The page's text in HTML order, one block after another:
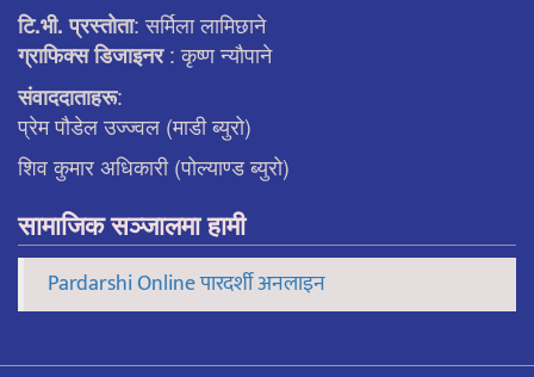
टि.भी. प्रस्ताेता: सर्मिला लामिछाने
ग्राफिक्स डिजाइनर: कृष्ण न्याैपाने
संवाददाताहरू:
प्रेम पौडेल उज्ज्वल (माडी ब्युरो)
शिव कुमार अधिकारी (पोल्याण्ड ब्युरो)
सामाजिक सञ्जालमा हामी
Pardarshi Online पारदर्शी अनलाइन